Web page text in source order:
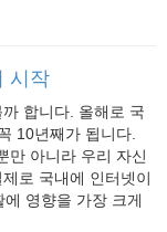
시작
합니다. 올해로 국
10년째가 됩니다.
만 아니라 우리 자신
로 국내에 인터넷이
영향을 가장 크게